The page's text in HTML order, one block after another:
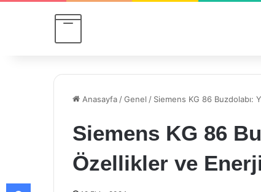
Anasayfa /Genel / Siemens KG 86 Buzdolabı:
Siemens KG 86
Özellikler ve
Facebook